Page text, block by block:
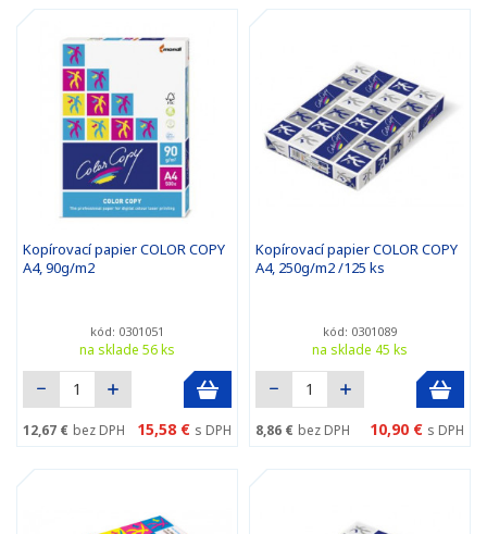
Kopírovací papier COLOR COPY
A4, 90g/m2
kód: 0301051
na sklade 56 ks
12,67 € bez DPH 15,58 € s DPH
Kopírovací papier COLOR COPY
A4, 250g/m2 /125 ks
kód: 0301089
na sklade 45 ks
8,86 € bez DPH 10,90 € s DPH